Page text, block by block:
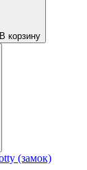
В корзину